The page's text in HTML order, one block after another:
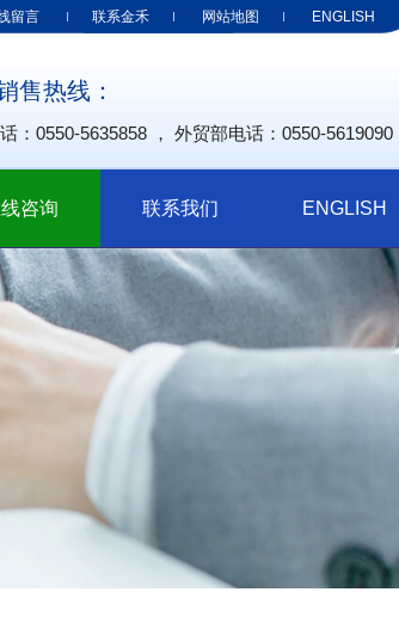
留言 联系金禾 网站地图 ENGLISH
售热线：
：0550-5635858 ， 外贸部电话：0550-5619090
咨询 联系我们 ENGLISH